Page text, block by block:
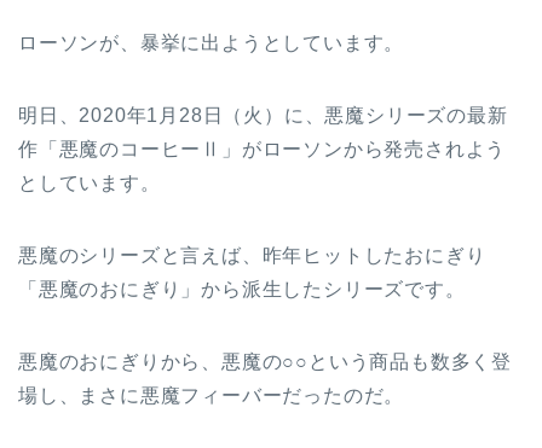
ローソンが、暴挙に出ようとしています。
明日、2020年1月28日（火）に、悪魔シリーズの最新
作「悪魔のコーヒーⅡ」がローソンから発売されよう
としています。
悪魔のシリーズと言えば、昨年ヒットしたおにぎり
「悪魔のおにぎり」から派生したシリーズです。
悪魔のおにぎりから、悪魔の○○という商品も数多く登
場し、まさに悪魔フィーバーだったのだ。